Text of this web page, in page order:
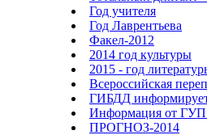
Год учителя
Год Лаврентьева
Факел-2012
2014 год культуры
2015 - год
Всероссийская
ГИБДД
Информация от
ПРОГНОЗ-2014